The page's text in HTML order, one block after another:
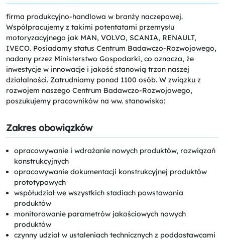
firma produkcyjno-handlowa w branży naczepowej.
Współpracujemy z takimi potentatami przemysłu
motoryzacyjnego jak MAN, VOLVO, SCANIA, RENAULT,
IVECO. Posiadamy status Centrum Badawczo-Rozwojowego,
nadany przez Ministerstwo Gospodarki, co oznacza, że
inwestycje w innowacje i jakość stanowią trzon naszej
działalności. Zatrudniamy ponad 1100 osób. W związku z
rozwojem naszego Centrum Badawczo-Rozwojowego,
poszukujemy pracowników na ww. stanowisko:
Zakres obowiązków
opracowywanie i wdrażanie nowych produktów, rozwiązań
konstrukcyjnych
opracowywanie dokumentacji konstrukcyjnej produktów
prototypowych
współudział we wszystkich stadiach powstawania
produktów
monitorowanie parametrów jakościowych nowych
produktów
czynny udział w ustaleniach technicznych z poddostawcami